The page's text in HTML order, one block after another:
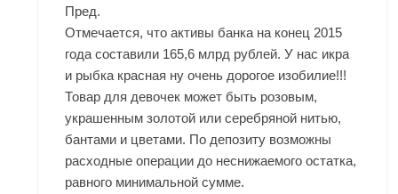
Пред.
Отмечается, что активы банка на конец 2015
года составили 165,6 млрд рублей. У нас икра
и рыбка красная ну очень дорогое изобилие!!!
Товар для девочек может быть розовым,
украшенным золотой или серебряной нитью,
бантами и цветами. По депозиту возможны
расходные операции до неснижаемого остатка,
равного минимальной сумме.